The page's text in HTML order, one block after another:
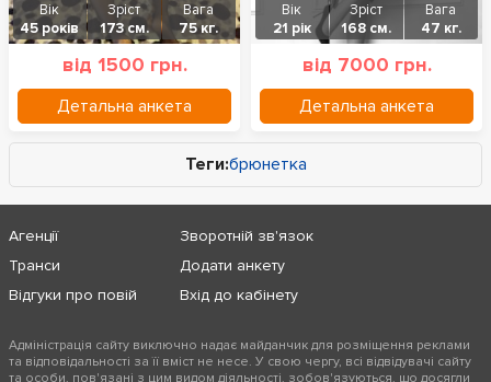
Вік
45 років
Зріст
173 см.
Вага
75 кг.
від 1500 грн.
Детальна анкета
Вік
21 рік
Зріст
168 см.
Вага
47 кг.
від 7000 грн.
Детальна анкета
Теги:брюнетка
Агенції
Транси
Відгуки про повій
Зворотній зв'язок
Додати анкету
Вхід до кабінету
Адміністрація сайту виключно надає майданчик для розміщення реклами
та відповідальності за її вміст не несе. У свою чергу, всі відвідувачі сайту
та особи, пов'язані з цим видом діяльності, зобов'язуються, що досягли